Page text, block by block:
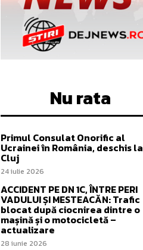
Nu rata
Primul Consulat Onorific al
Ucrainei în România, deschis la
Cluj
24 iulie 2026
ACCIDENT PE DN 1C, ÎNTRE PERI
VADULUI ȘI MESTEACĂN: Trafic
blocat după ciocnirea dintre o
mașină și o motocicletă –
actualizare
28 iunie 2026